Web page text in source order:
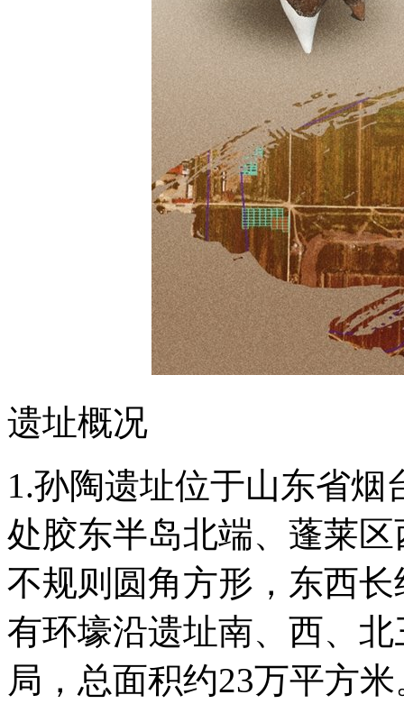
遗址概况
1.孙陶遗址位于山东省
处胶东半岛北端、蓬莱
不规则圆角方形，东西
有环壕沿遗址南、西、
局，总面积约23万平方